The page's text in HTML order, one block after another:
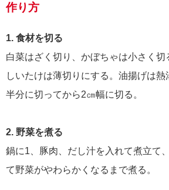
作り方
1. 食材を切る
白菜はざく切り、かぼちゃは小さく切
しいたけは薄切りにする。油揚げは
半分に切ってから2㎝幅に切る。
2. 野菜を煮る
鍋に1、豚肉、だし汁を入れて煮立て
て野菜がやわらかくなるまで煮る。